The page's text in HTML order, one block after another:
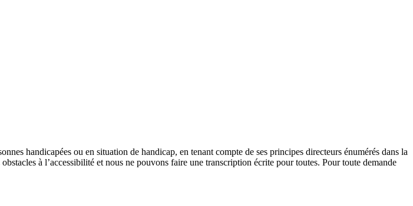
handicapées ou en situation de handicap, en tenant compte de ses principes directeurs énumérés dans la
à l’accessibilité et nous ne pouvons faire une transcription écrite pour toutes. Pour toute demande